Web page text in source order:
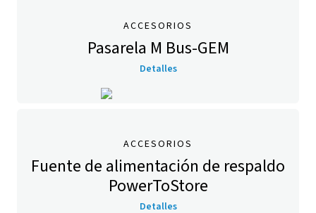
ACCESORIOS
Pasarela M Bus-GEM
Detalles
ACCESORIOS
Fuente de alimentación de respaldo
PowerToStore
Detalles